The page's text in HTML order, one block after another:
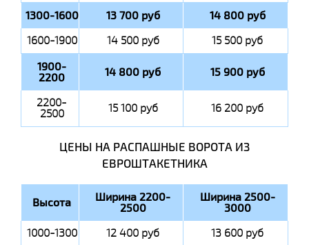
1300-1600 13 700 руб 14 800 руб
1600-1900 14 500 руб 15 500 руб
1900-
2200 14 800 руб 15 900 руб
2200-
2500 15 100 руб 16 200 руб
ЦЕНЫ НА РАСПАШНЫЕ ВОРОТА ИЗ
ЕВРОШТАКЕТНИКА
Высота Ширина 2200-
2500
Ширина 2500-
3000
1000-1300 12 400 руб 13 600 руб